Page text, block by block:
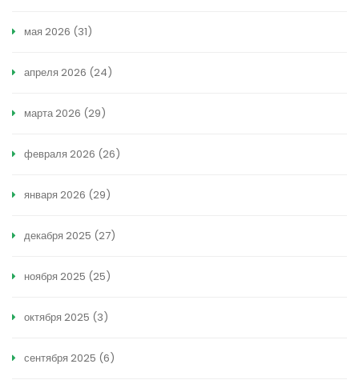
мая 2026 (31)
апреля 2026 (24)
марта 2026 (29)
февраля 2026 (26)
января 2026 (29)
декабря 2025 (27)
ноября 2025 (25)
октября 2025 (3)
сентября 2025 (6)